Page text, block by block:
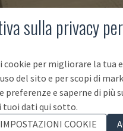
A BANCO
2004 30 ORE
sulla privacy
per migliorare la tua
del sito e per scopi di
preferenze e saperne di più
dati qui sotto.
IMPOSTAZIONI COOKIE